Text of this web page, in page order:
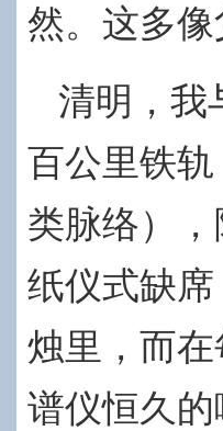
然。这多
清明，我
百公里铁
类脉络）
纸仪式缺
烛里，而
谱仪恒久